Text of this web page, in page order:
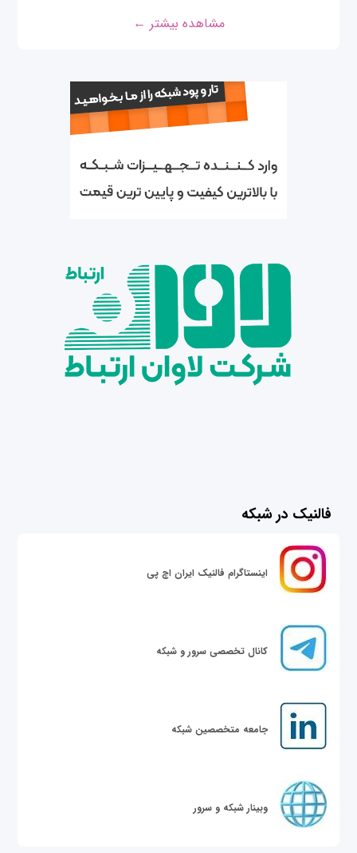
مشاهده بیشتر ←
فالنیک در شبکه
اینستاگرام فالنیک ایران اچ پی
کانال تخصصی سرور و شبکه
جامعه متخصصین شبکه
وبینار شبکه و سرور